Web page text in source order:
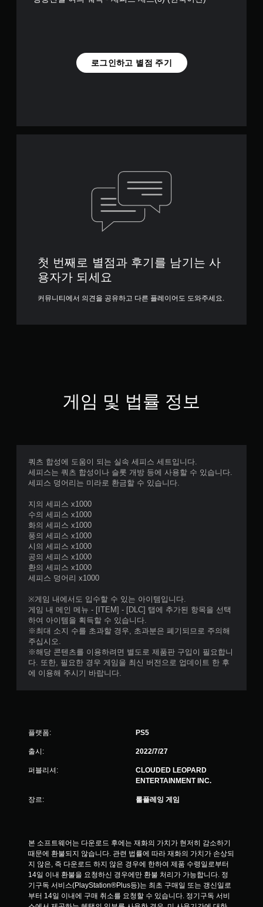
로그인하고 별점 주기
첫 번째로 별점과 후기를 남기는 사
용자가 되세요
커뮤니티에서 의견을 공유하고 다른 플레이어도 도와주세요.
게임 및 법률 정보
쿼츠 합성에 도움이 되는 실속 세피스 세트입니다.
세피스는 쿼츠 합성이나 슬롯 개방 등에 사용할 수 있습니다.
세피스 덩어리는 미라로 환금할 수 있습니다.
지의 세피스 x1000
수의 세피스 x1000
화의 세피스 x1000
풍의 세피스 x1000
시의 세피스 x1000
공의 세피스 x1000
환의 세피스 x1000
세피스 덩어리 x1000
※게임 내에서도 입수할 수 있는 아이템입니다.
게임 내 메인 메뉴 - [ITEM] - [DLC] 탭에 추가된 항목을 선택
하여 아이템을 획득할 수 있습니다.
※최대 소지 수를 초과할 경우, 초과분은 폐기되므로 주의해
주십시오.
※해당 콘텐츠를 이용하려면 별도로 제품판 구입이 필요합니
다. 또한, 필요한 경우 게임을 최신 버전으로 업데이트 한 후
에 이용해 주시기 바랍니다.
플랫폼: PS5
출시: 2022/7/27
퍼블리셔:
CLOUDED LEOPARD
ENTERTAINMENT INC.
장르: 롤플레잉 게임
본 소프트웨어는 다운로드 후에는 재화의 가치가 현저히 감소하기
때문에 환불되지 않습니다. 관련 법률에 따라 재화의 가치가 손상되
지 않은, 즉 다운로드 하지 않은 경우에 한하여 제품 수령일로부터
14일 이내 환불을 요청하신 경우에만 환불 처리가 가능합니다. 정
기구독 서비스(PlayStation®Plus등)는 최초 구매일 또는 갱신일로
부터 14일 이내에 구매 취소를 요청할 수 있습니다. 정기구독 서비